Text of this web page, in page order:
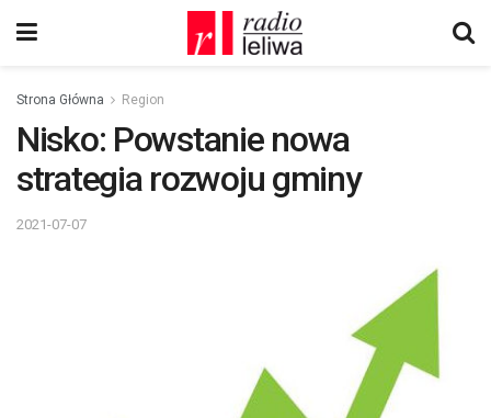
Strona Główna Region
Nisko: Powstanie nowa
strategia rozwoju gminy
2021-07-07